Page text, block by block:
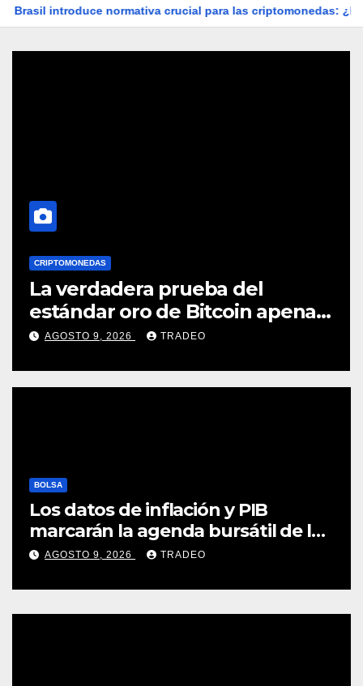
normativa crucial para las criptomonedas: ¿Llegó el fin
CRIPTOMONEDAS
La verdadera prueba del
estándar oro de Bitcoin apenas
comienza en 2026
AGOSTO 9, 2026 TRADEO
BOLSA
Los datos de inflación y PIB
marcarán la agenda bursátil de la
próxima semana
AGOSTO 9, 2026 TRADEO